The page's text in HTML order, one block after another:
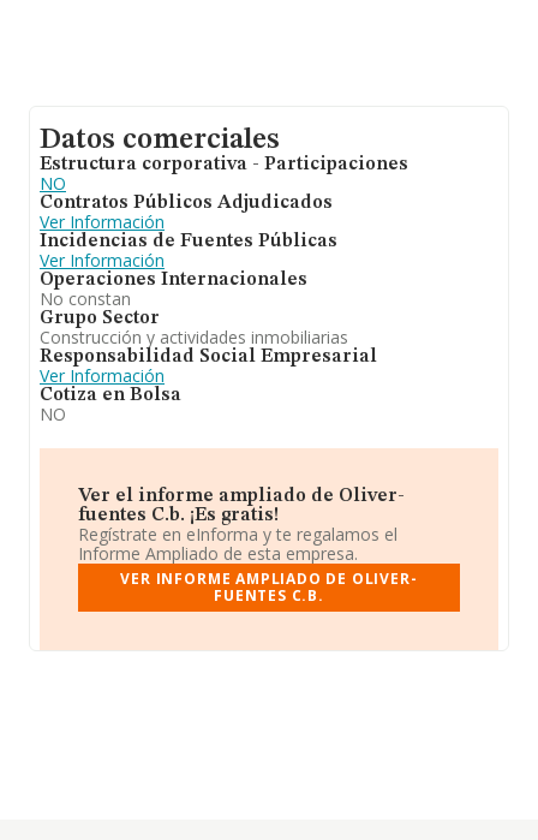
Datos comerciales
Estructura corporativa - Participaciones
NO
Contratos Públicos Adjudicados
Ver Información
Incidencias de Fuentes Públicas
Ver Información
Operaciones Internacionales
No constan
Grupo Sector
Construcción y actividades inmobiliarias
Responsabilidad Social Empresarial
Ver Información
Cotiza en Bolsa
NO
Ver el informe ampliado de Oliver-
fuentes C.b. ¡Es gratis!
Regístrate en eInforma y te regalamos el
Informe Ampliado de esta empresa.
VER INFORME AMPLIADO DE OLIVER-
FUENTES C.B.